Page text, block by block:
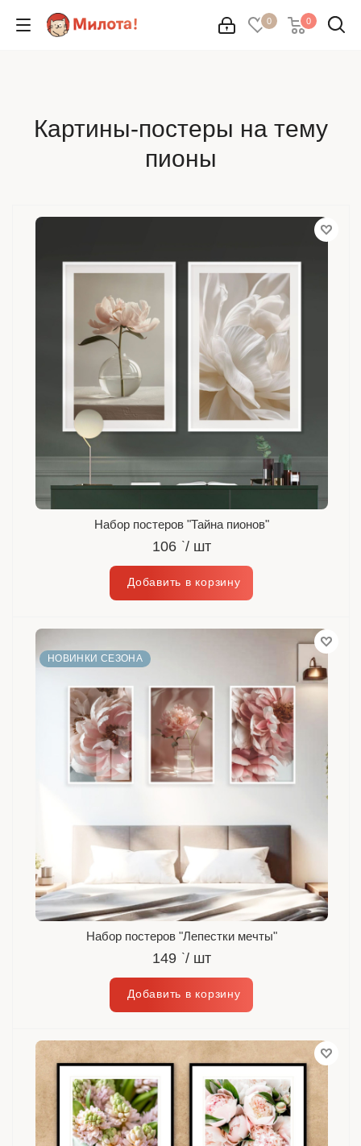
0 0
Картины-постеры на тему
пионы
Набор постеров "Тайна пионов"
106`/ шт
НОВИНКИ СЕЗОНА
Набор постеров "Лепестки мечты"
149`/ шт